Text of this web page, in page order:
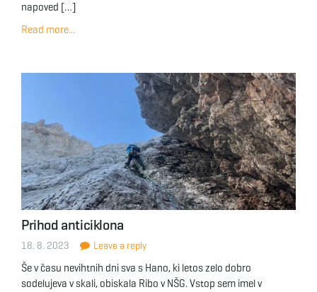
napoved […]
Read more...
Prihod anticiklona
18. 8. 2023 Leave a reply
Še v času nevihtnih dni sva s Hano, ki letos zelo dobro
sodelujeva v skali, obiskala Ribo v NŠG. Vstop sem imel v